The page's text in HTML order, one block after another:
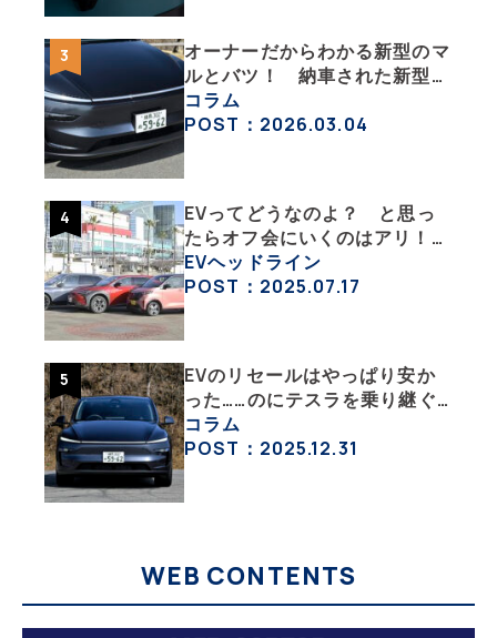
オーナーだからわかる新型のマ
ルとバツ！ 納車された新型を
旧型モデルＹと細部まで比べて
みた【テスラ沼にはまった大学
コラム
POST：2026.03.04
EVってどうなのよ？ と思っ
たらオフ会にいくのはアリ！
エンジン車とはまた違うハード
ル低めなEVオフ会の中身
EVヘッドライン
POST：2025.07.17
EVのリセールはやっぱり安か
った……のにテスラを乗り継ぐ
ってどういうこと？ 【テスラ
沼にはまった大学教授のEV生
コラム
POST：2025.12.31
WEB CONTENTS